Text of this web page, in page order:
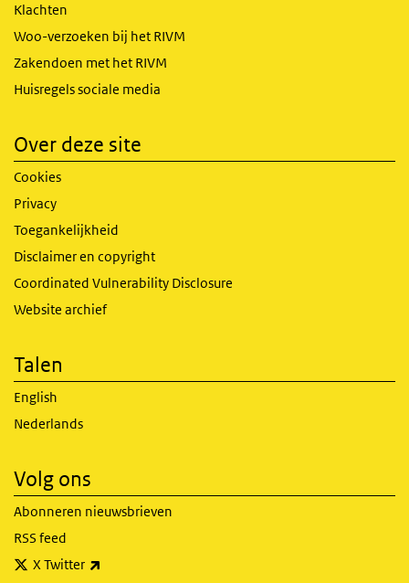
Klachten
Woo-verzoeken bij het RIVM
Zakendoen met het RIVM
Huisregels sociale media
Over deze site
Cookies
Privacy
Toegankelijkheid
Disclaimer en copyright
Coordinated Vulnerability Disclosure
Website archief
Talen
English
Nederlands
Volg ons
Abonneren nieuwsbrieven
RSS feed
X Twitter